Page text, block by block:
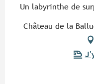
Un labyrinthe de
Château de la